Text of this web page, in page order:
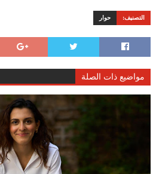
التصنيف: حوار
مواضيع ذات الصلة